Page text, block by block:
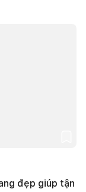
đẹp giúp tận